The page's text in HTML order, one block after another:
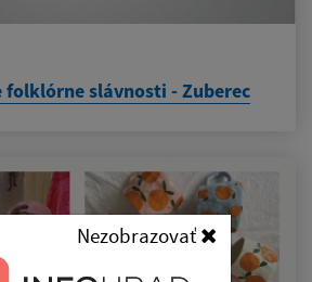
Nezobrazovať
folklórne slávnosti - Zuberec